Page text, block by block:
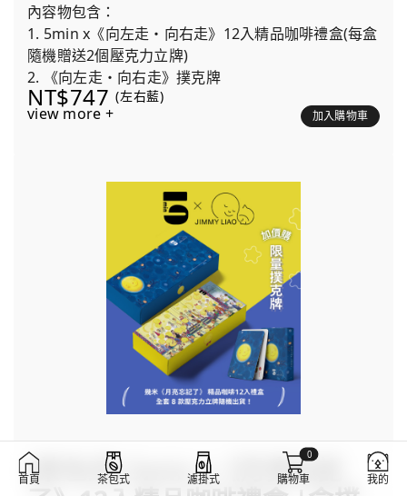
內容物包含：
1. 5min x《向左走・向右走》12入精品咖啡禮盒(每盒
隨機贈送2個壓克力立牌)
2. 《向左走・向右走》撲克牌
NT$747 (左右藍)
view more + 加入購物車
[茶包式] 5min x《月亮忘記
首頁 茶包式 濾掛式 購物車
0
我的